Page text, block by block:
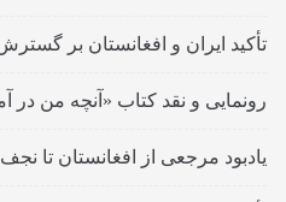
تأکید ایران و افغانستان بر
رونمایی و نقد کتاب «آنچه من در
یادبود مرجعی از افغانستان تا نجف